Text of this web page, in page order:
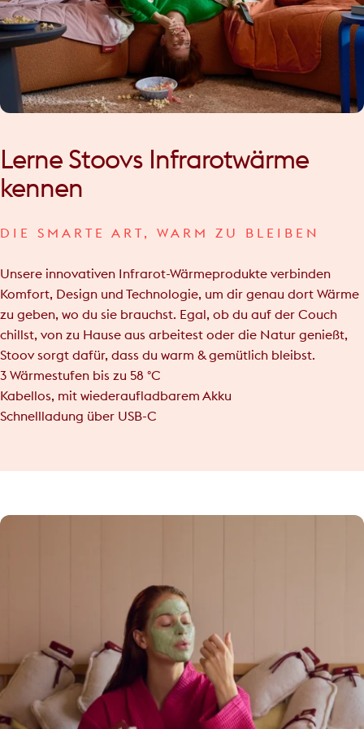
Lerne Stoovs Infrarotwärme
kennen
DIE SMARTE ART, WARM ZU BLEIBEN
Unsere innovativen Infrarot-Wärmeprodukte verbinden
Komfort, Design und Technologie, um dir genau dort Wärme
zu geben, wo du sie brauchst. Egal, ob du auf der Couch
chillst, von zu Hause aus arbeitest oder die Natur genießt,
Stoov sorgt dafür, dass du warm & gemütlich bleibst.
3 Wärmestufen bis zu 58 °C
Kabellos, mit wiederaufladbarem Akku
Schnellladung über USB-C